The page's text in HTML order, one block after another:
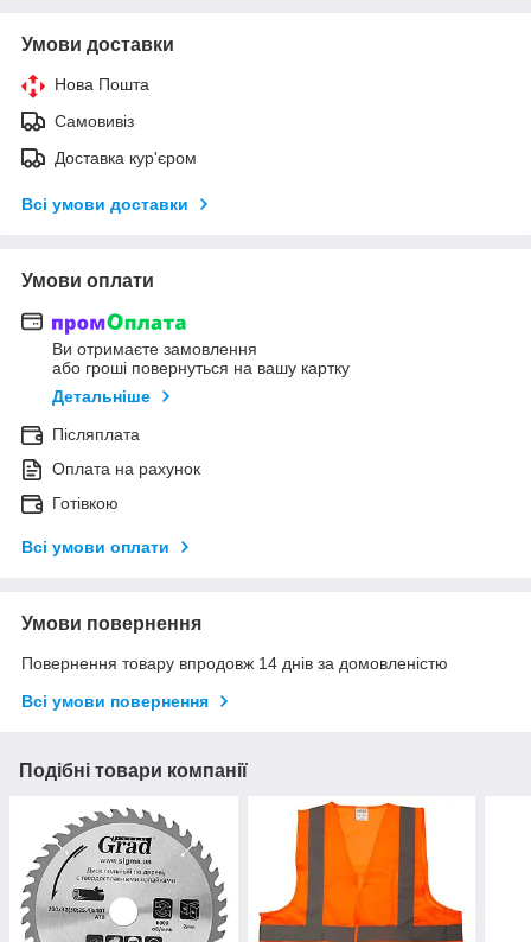
Умови доставки
Нова Пошта
Самовивіз
Доставка кур'єром
Всі умови доставки
Умови оплати
Ви отримаєте замовлення
або гроші повернуться на вашу картку
Детальніше
Післяплата
Оплата на рахунок
Готівкою
Всі умови оплати
Умови повернення
Повернення товару впродовж 14 днів за домовленістю
Всі умови повернення
Подібні товари компанії